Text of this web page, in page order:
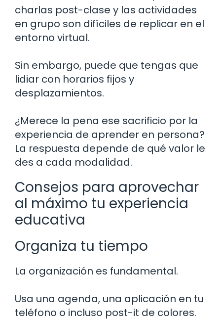
charlas post-clase y las actividades
en grupo son difíciles de replicar en el
entorno virtual.
Sin embargo, puede que tengas que
lidiar con horarios fijos y
desplazamientos.
¿Merece la pena ese sacrificio por la
experiencia de aprender en persona?
La respuesta depende de qué valor le
des a cada modalidad.
Consejos para aprovechar
al máximo tu experiencia
educativa
Organiza tu tiempo
La organización es fundamental.
Usa una agenda, una aplicación en tu
teléfono o incluso post-it de colores.